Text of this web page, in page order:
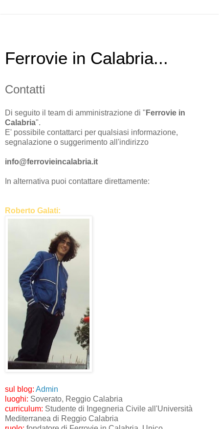
Ferrovie in Calabria...
Contatti
Di seguito il team di amministrazione di " Ferrovie in
Calabria".
E' possibile contattarci per qualsiasi informazione,
segnalazione o suggerimento all'indirizzo
info@ferrovieincalabria.it
In alternativa puoi contattare direttamente:
Roberto Galati:
sul blog: Admin
luoghi: Soverato, Reggio Calabria
curriculum: Studente di Ingegneria Civile all'Università
Mediterranea di Reggio Calabria